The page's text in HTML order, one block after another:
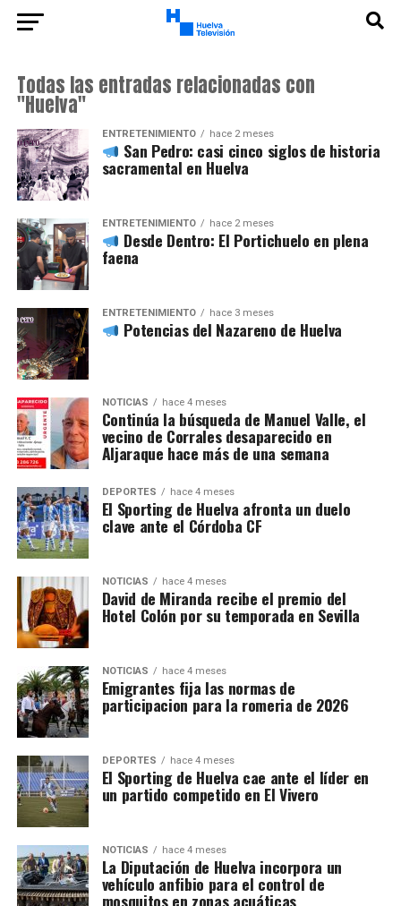
Todas las entradas relacionadas con
"Huelva"
ENTRETENIMIENTO hace 2 meses
San Pedro: casi cinco siglos de historia
sacramental en Huelva
ENTRETENIMIENTO hace 2 meses
Desde Dentro: El Portichuelo en plena
faena
ENTRETENIMIENTO hace 3 meses
Potencias del Nazareno de Huelva
NOTICIAS hace 4 meses
Continúa la búsqueda de Manuel Valle, el
vecino de Corrales desaparecido en
Aljaraque hace más de una semana
DEPORTES hace 4 meses
El Sporting de Huelva afronta un duelo
clave ante el Córdoba CF
NOTICIAS hace 4 meses
David de Miranda recibe el premio del
Hotel Colón por su temporada en Sevilla
NOTICIAS hace 4 meses
Emigrantes fija las normas de
participacion para la romeria de 2026
DEPORTES hace 4 meses
El Sporting de Huelva cae ante el líder en
un partido competido en El Vivero
NOTICIAS hace 4 meses
La Diputación de Huelva incorpora un
vehículo anfibio para el control de
mosquitos en zonas acuáticas